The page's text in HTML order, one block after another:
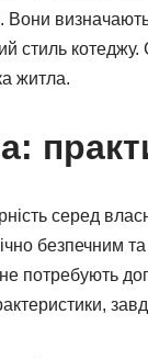
Вони
стиль котеджу.
житла.
серед
безпечним
не потребують